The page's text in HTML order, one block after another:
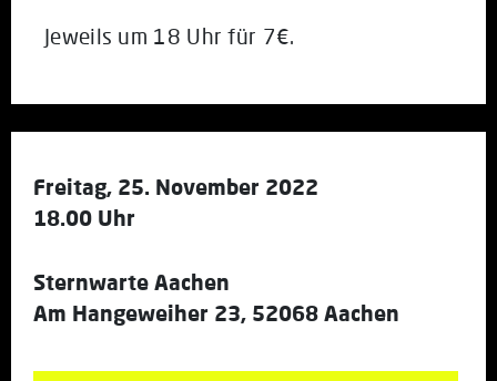
Jeweils um 18 Uhr für 7€.
Freitag, 25. November 2022
18.00 Uhr
Sternwarte Aachen
Am Hangeweiher 23, 52068 Aachen